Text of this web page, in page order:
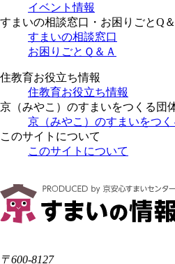
イベント情報
すまいの相談窓口・お困りごとQ
すまいの相談窓口
お困りごとＱ＆Ａ
住教育お役立ち情報
住教育お役立ち情報
京（みやこ）のすまいをつくる団
京（みやこ）のすまいをつ
このサイトについて
このサイトについて
〒600-8127